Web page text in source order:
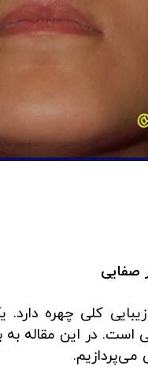
صفایی
کلی چهره دارد.
است. در این مقاله